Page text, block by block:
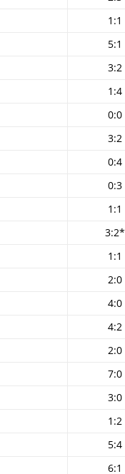
1:1
5:1
3:2
1:4
0:0
3:2
0:4
0:3
1:1
3:2*
1:1
2:0
4:0
4:2
2:0
7:0
3:0
1:2
5:4
6:1